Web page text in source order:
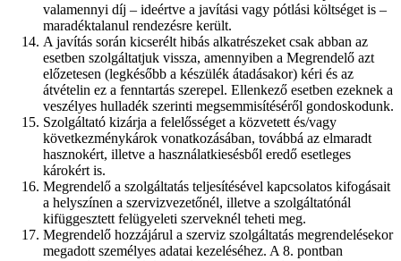
valamennyi díj – ideértve a javítási vagy pótlási költséget is –
maradéktalanul rendezésre került.
A javítás során kicserélt hibás alkatrészeket csak abban az
esetben szolgáltatjuk vissza, amennyiben a Megrendelő azt
előzetesen (legkésőbb a készülék átadásakor) kéri és az
átvételin ez a fenntartás szerepel. Ellenkező esetben ezeknek a
veszélyes hulladék szerinti megsemmisítéséről gondoskodunk.
Szolgáltató kizárja a felelősséget a közvetett és/vagy
következménykárok vonatkozásában, továbbá az elmaradt
hasznokért, illetve a használatkiesésből eredő esetleges
károkért is.
Megrendelő a szolgáltatás teljesítésével kapcsolatos kifogásait
a helyszínen a szervizvezetőnél, illetve a szolgáltatónál
kifüggesztett felügyeleti szerveknél teheti meg.
Megrendelő hozzájárul a szerviz szolgáltatás megrendelésekor
megadott személyes adatai kezeléséhez. A 8. pontban